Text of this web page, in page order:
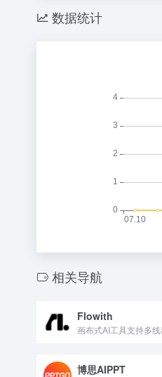
数据统计
相关导航
Flowith
画布式AI工具支持多
博思AIPPT